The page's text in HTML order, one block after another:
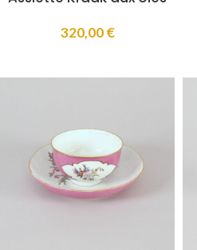
320,00€